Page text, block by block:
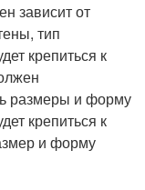
зависит от
тип
крепиться к
размеры и форму
крепиться к
и форму